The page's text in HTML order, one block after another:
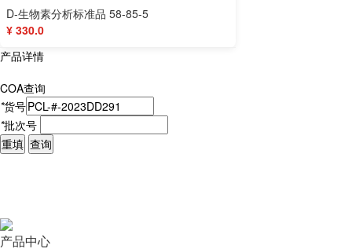
D-生物素分析标准品 58-85-5
¥ 330.0
产品详情
COA查询
*货号
*批次号
重填 查询
产品中心